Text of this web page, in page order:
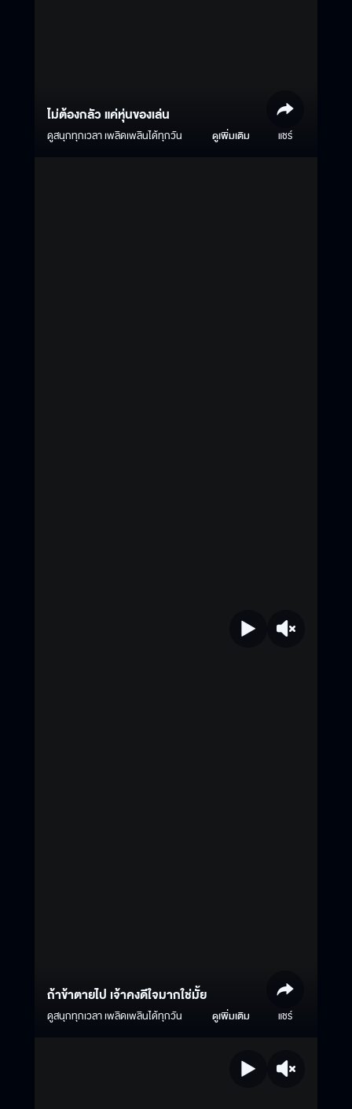
ไม่ต้องกลัว แค่หุ่นของเล่น
ดูสนุกทุกเวลา เพลิดเพลินได้ทุกวัน ดูเพิ่มเติม แชร์
ถ้าข้าตายไป เจ้าคงดีใจมากใช่มั้ย
ดูสนุกทุกเวลา เพลิดเพลินได้ทุกวัน ดูเพิ่มเติม แชร์